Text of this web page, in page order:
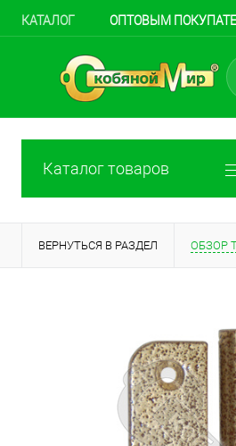
КАТАЛОГ ОПТОВЫМ
Каталог товаров
ВЕРНУТЬСЯ В РАЗДЕЛ ОБЗОР